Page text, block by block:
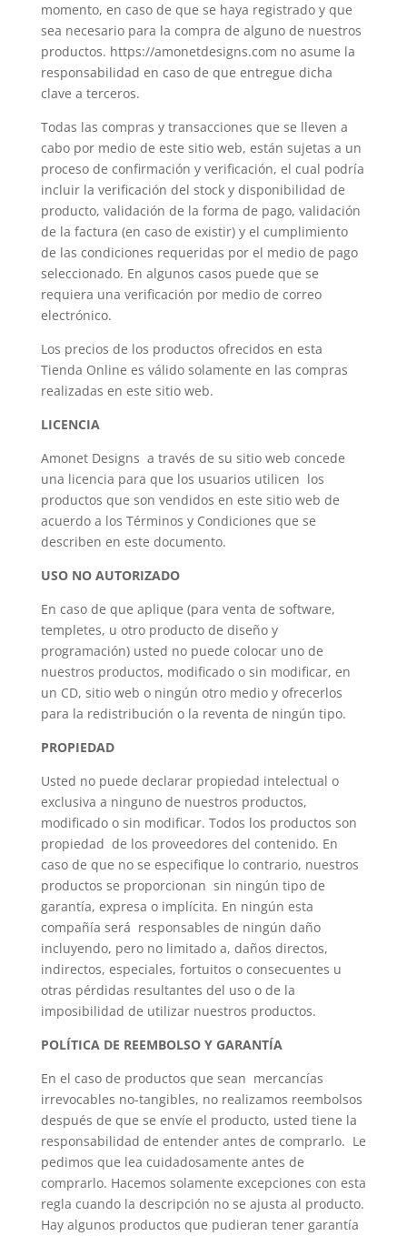
momento, en caso de que se haya registrado y que
sea necesario para la compra de alguno de nuestros
productos. https://amonetdesigns.com no asume la
responsabilidad en caso de que entregue dicha
clave a terceros.
Todas las compras y transacciones que se lleven a
cabo por medio de este sitio web, están sujetas a un
proceso de confirmación y verificación, el cual podría
incluir la verificación del stock y disponibilidad de
producto, validación de la forma de pago, validación
de la factura (en caso de existir) y el cumplimiento
de las condiciones requeridas por el medio de pago
seleccionado. En algunos casos puede que se
requiera una verificación por medio de correo
electrónico.
Los precios de los productos ofrecidos en esta
Tienda Online es válido solamente en las compras
realizadas en este sitio web.
LICENCIA
Amonet Designs a través de su sitio web concede
una licencia para que los usuarios utilicen los
productos que son vendidos en este sitio web de
acuerdo a los Términos y Condiciones que se
describen en este documento.
USO NO AUTORIZADO
En caso de que aplique (para venta de software,
templetes, u otro producto de diseño y
programación) usted no puede colocar uno de
nuestros productos, modificado o sin modificar, en
un CD, sitio web o ningún otro medio y ofrecerlos
para la redistribución o la reventa de ningún tipo.
PROPIEDAD
Usted no puede declarar propiedad intelectual o
exclusiva a ninguno de nuestros productos,
modificado o sin modificar. Todos los productos son
propiedad de los proveedores del contenido. En
caso de que no se especifique lo contrario, nuestros
productos se proporcionan sin ningún tipo de
garantía, expresa o implícita. En ningún esta
compañía será responsables de ningún daño
incluyendo, pero no limitado a, daños directos,
indirectos, especiales, fortuitos o consecuentes u
otras pérdidas resultantes del uso o de la
imposibilidad de utilizar nuestros productos.
POLÍTICA DE REEMBOLSO Y GARANTÍA
En el caso de productos que sean mercancías
irrevocables no-tangibles, no realizamos reembolsos
después de que se envíe el producto, usted tiene la
responsabilidad de entender antes de comprarlo. Le
pedimos que lea cuidadosamente antes de
comprarlo. Hacemos solamente excepciones con esta
regla cuando la descripción no se ajusta al producto.
Hay algunos productos que pudieran tener garantía